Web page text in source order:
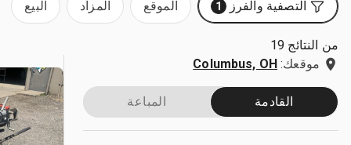
التصفية والفرز 1 الموقع المزاد البيع
من النتائج 19
موقعك: Columbus, OH
القادمة المباعة